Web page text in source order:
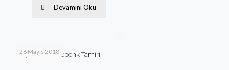
Devamını Oku
26 Mayıs 2018
Zeytinburnu Kepenk Tamiri